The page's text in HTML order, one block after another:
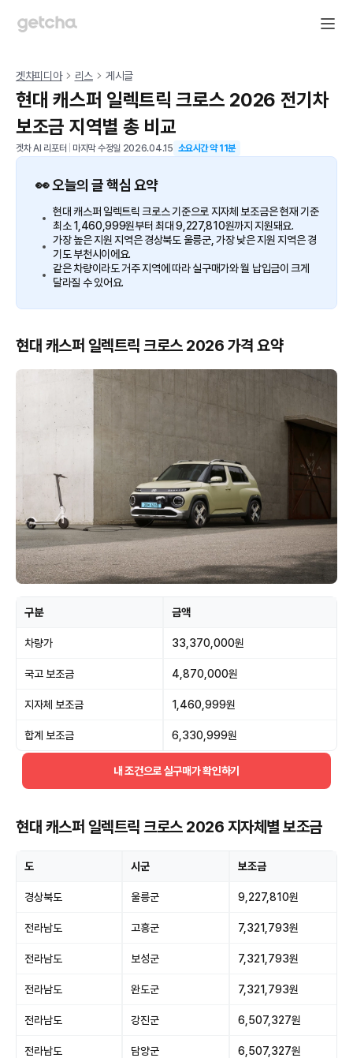
겟차피디아 리스 게시글
현대 캐스퍼 일렉트릭 크로스 2026 전기차
보조금 지역별 총 비교
겟차 AI 리포터 마지막 수정일 2026.04.15 소요시간 약11분
👀 오늘의 글 핵심 요약
현대 캐스퍼 일렉트릭 크로스 기준으로 지자체 보조금은 현재 기준
최소 1,460,999원부터 최대 9,227,810원까지 지원돼요.
가장 높은 지원 지역은 경상북도 울릉군, 가장 낮은 지원 지역은 경
기도 부천시이에요.
같은 차량이라도 거주 지역에 따라 실구매가와 월 납입금이 크게
달라질 수 있어요.
현대 캐스퍼 일렉트릭 크로스 2026 가격 요약
구분 금액
차량가 33,370,000원
국고 보조금 4,870,000원
지자체 보조금 1,460,999원
합계 보조금 6,330,999원
내 조건으로 실구매가 확인하기
현대 캐스퍼 일렉트릭 크로스 2026 지자체별 보조금
도 시군 보조금
경상북도 울릉군 9,227,810원
전라남도 고흥군 7,321,793원
전라남도 보성군 7,321,793원
전라남도 완도군 7,321,793원
전라남도 강진군 6,507,327원
전라남도 담양군 6,507,327원